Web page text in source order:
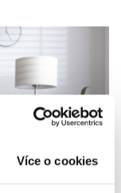
Více o cookies